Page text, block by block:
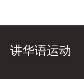
讲华语运动